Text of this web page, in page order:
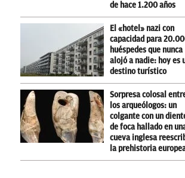
de hace 1.200 años
El «hotel» nazi con
capacidad para
huéspedes que nunca
alojó a nadie: hoy es
destino turístico
Sorpresa colosal
los arqueólogos: un
colgante con un
de foca hallado en
cueva inglesa
la prehistoria